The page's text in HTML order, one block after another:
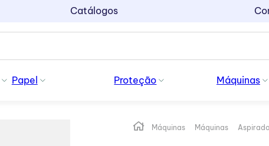
Catálogos
Papel Proteção Máquinas
Máquinas Máquinas